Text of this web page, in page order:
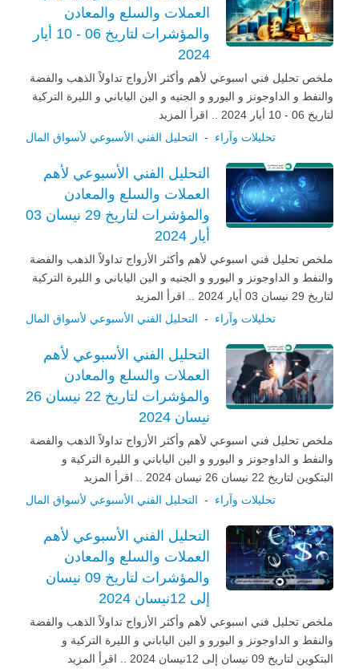
العملات والسلع والمعادن
والمؤشرات لتاريخ 06 - 10 أيار
2024
ملخص تحليل فني اسبوعي لأهم وأكثر الأزواج تداولاً الذهب والفضة
والنفط و الداوجونز و اليورو و الجنيه و الين الياباني و الليرة التركية
لتاريخ 06 - 10 أيار 2024 .. اقرأ المزيد
تحليلات وآراء - التحليل الفني الأسبوعي لأسواق المال
التحليل الفني الأسبوعي لأهم
العملات والسلع والمعادن
والمؤشرات لتاريخ 29 نيسان 03
أيار 2024
ملخص تحليل فني اسبوعي لأهم وأكثر الأزواج تداولاً الذهب والفضة
والنفط و الداوجونز و اليورو و الجنيه و الين الياباني و الليرة التركية
لتاريخ 29 نيسان 03 أيار 2024 .. اقرأ المزيد
تحليلات وآراء - التحليل الفني الأسبوعي لأسواق المال
التحليل الفني الأسبوعي لأهم
العملات والسلع والمعادن
والمؤشرات لتاريخ 22 نيسان 26
نيسان 2024
ملخص تحليل فني اسبوعي لأهم وأكثر الأزواج تداولاً الذهب والفضة
والنفط و الداوجونز و اليورو و الين الياباني و الليرة التركية و
البتكوين لتاريخ 22 نيسان 26 نيسان 2024 .. اقرأ المزيد
تحليلات وآراء - التحليل الفني الأسبوعي لأسواق المال
التحليل الفني الأسبوعي لأهم
العملات والسلع والمعادن
والمؤشرات لتاريخ 09 نيسان
إلى 12نيسان 2024
ملخص تحليل فني اسبوعي لأهم وأكثر الأزواج تداولاً الذهب والفضة
والنفط و الداوجونز و اليورو و الين الياباني و الليرة التركية و
البتكوين لتاريخ 09 نيسان إلى 12نيسان 2024 .. اقرأ المزيد